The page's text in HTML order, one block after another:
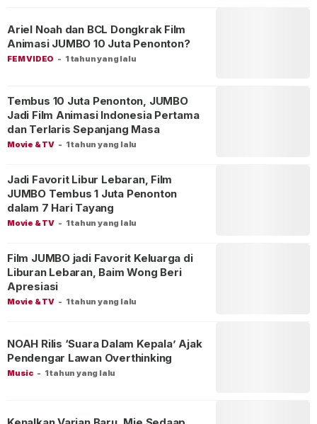
FEM VIDEO - 1 tahun yang lalu
Ariel Noah dan BCL Dongkrak Film
Animasi JUMBO 10 Juta Penonton?
Movie & TV - 1 tahun yang lalu
Tembus 10 Juta Penonton, JUMBO
Jadi Film Animasi Indonesia Pertama
dan Terlaris Sepanjang Masa
Movie & TV - 1 tahun yang lalu
Jadi Favorit Libur Lebaran, Film
JUMBO Tembus 1 Juta Penonton
dalam 7 Hari Tayang
Movie & TV - 1 tahun yang lalu
Film JUMBO jadi Favorit Keluarga di
Liburan Lebaran, Baim Wong Beri
Apresiasi
Music - 1 tahun yang lalu
NOAH Rilis ‘Suara Dalam Kepala’ Ajak
Pendengar Lawan Overthinking